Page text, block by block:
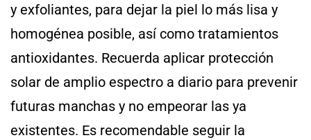
y exfoliantes, para dejar la piel lo más lisa y
homogénea posible, así como tratamientos
antioxidantes. Recuerda aplicar protección
solar de amplio espectro a diario para prevenir
futuras manchas y no empeorar las ya
existentes. Es recomendable seguir la